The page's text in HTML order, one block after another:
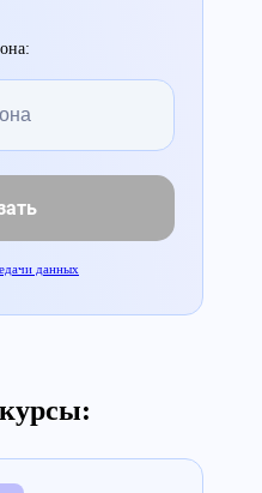
данных